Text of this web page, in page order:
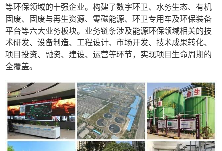
等环保领域的十强企业。构建了数字环卫、水务生态、有机
固废、固废与再生资源、零碳能源、环卫专用车及环保装备
平台等六大业务板块。业务链条涉及能源环保领域相关的技
术研发、设备制造、工程设计、市场开发、技术成果转化、
项目投资、融资、建设、运营等环节，实现项目生命周期的
全覆盖。